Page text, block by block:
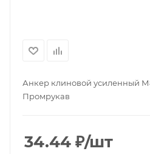
Анкер клиновой усиленный
Промрукав
34.44 ₽/шт